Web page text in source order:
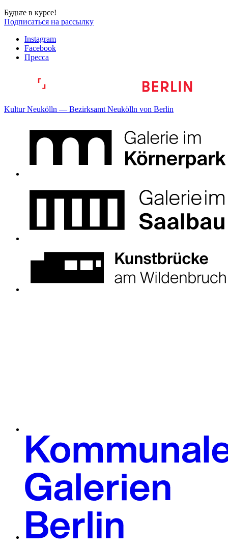
Будьте в курсе!
Подписаться на рассылку
Instagram
Facebook
Пресса
Kultur Neukölln — Bezirksamt Neukölln von Berlin